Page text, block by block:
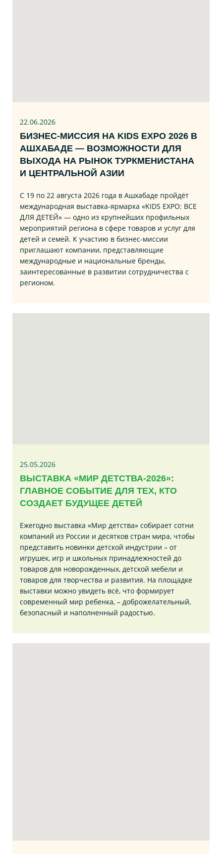
22.06.2026
БИЗНЕС‑МИССИЯ НА KIDS EXPO 2026 В
АШХАБАДЕ — ВОЗМОЖНОСТИ ДЛЯ
ВЫХОДА НА РЫНОК ТУРКМЕНИСТАНА
И ЦЕНТРАЛЬНОЙ АЗИИ
С 19 по 22 августа 2026 года в Ашхабаде пройдёт
международная выставка‑ярмарка «KIDS EXPO: ВСЕ
ДЛЯ ДЕТЕЙ» — одно из крупнейших профильных
мероприятий региона в сфере товаров и услуг для
детей и семей. К участию в бизнес‑миссии
приглашают компании, представляющие
международные и национальные бренды,
заинтересованные в развитии сотрудничества с
регионом.
25.05.2026
ВЫСТАВКА «МИР ДЕТСТВА-2026»:
ГЛАВНОЕ СОБЫТИЕ ДЛЯ ТЕХ, КТО
СОЗДАЕТ БУДУЩЕЕ ДЕТЕЙ
Ежегодно выставка «Мир детства» собирает сотни
компаний из России и десятков стран мира, чтобы
представить новинки детской индустрии – от
игрушек, игр и школьных принадлежностей до
товаров для новорожденных, детской мебели и
товаров для творчества и развития. На площадке
выставки можно увидеть всё, что формирует
современный мир ребенка, – доброжелательный,
безопасный и наполненный радостью.